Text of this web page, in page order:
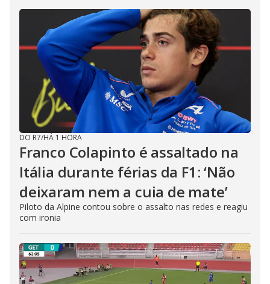
DO R7/HÁ 1 HORA
Franco Colapinto é assaltado na
Itália durante férias da F1: ‘Não
deixaram nem a cuia de mate’
Piloto da Alpine contou sobre o assalto nas redes e reagiu
com ironia